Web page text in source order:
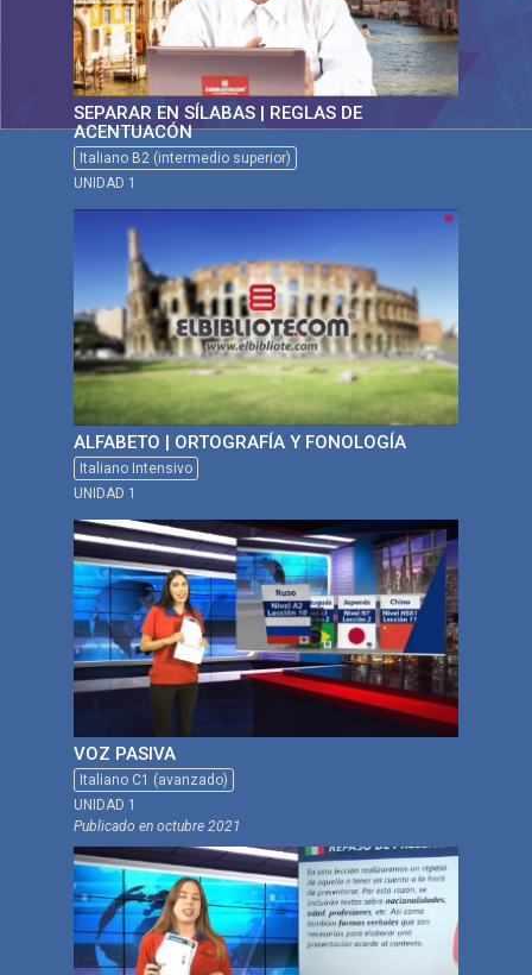
SEPARAR EN SÍLABAS | REGLAS DE
ACENTUACÓN
Italiano B2 (intermedio superior)
UNIDAD 1
ALFABETO | ORTOGRAFÍA Y FONOLOGÍA
Italiano Intensivo
UNIDAD 1
VOZ PASIVA
Italiano C1 (avanzado)
UNIDAD 1
Publicado enoctubre 2021